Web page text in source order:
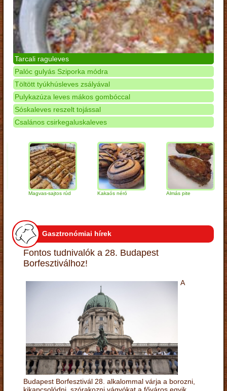
Tarcali raguleves
Palóc gulyás Sziporka módra
Töltött tyúkhúsleves zsályával
Pulykazúza leves mákos gombóccal
Sóskaleves reszelt tojással
Csalános csirkegaluskaleves
Magvas-sajtos rúd Kakaós néró Almás pite
Gasztronómiai hírek
Fontos tudnivalók a 28. Budapest
Borfesztiválhoz!
A
Budapest Borfesztivál 28. alkalommal várja a borozni,